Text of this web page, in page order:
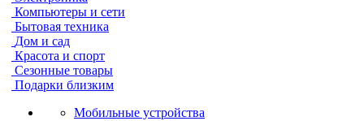
Компьютеры и сети
Бытовая техника
Дом и сад
Красота и спорт
Сезонные товары
Подарки близким
Мобильные устройства